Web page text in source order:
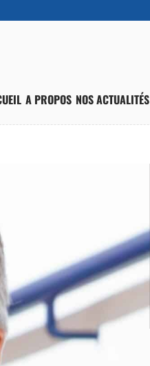
A PROPOS NOS ACTUALITÉS